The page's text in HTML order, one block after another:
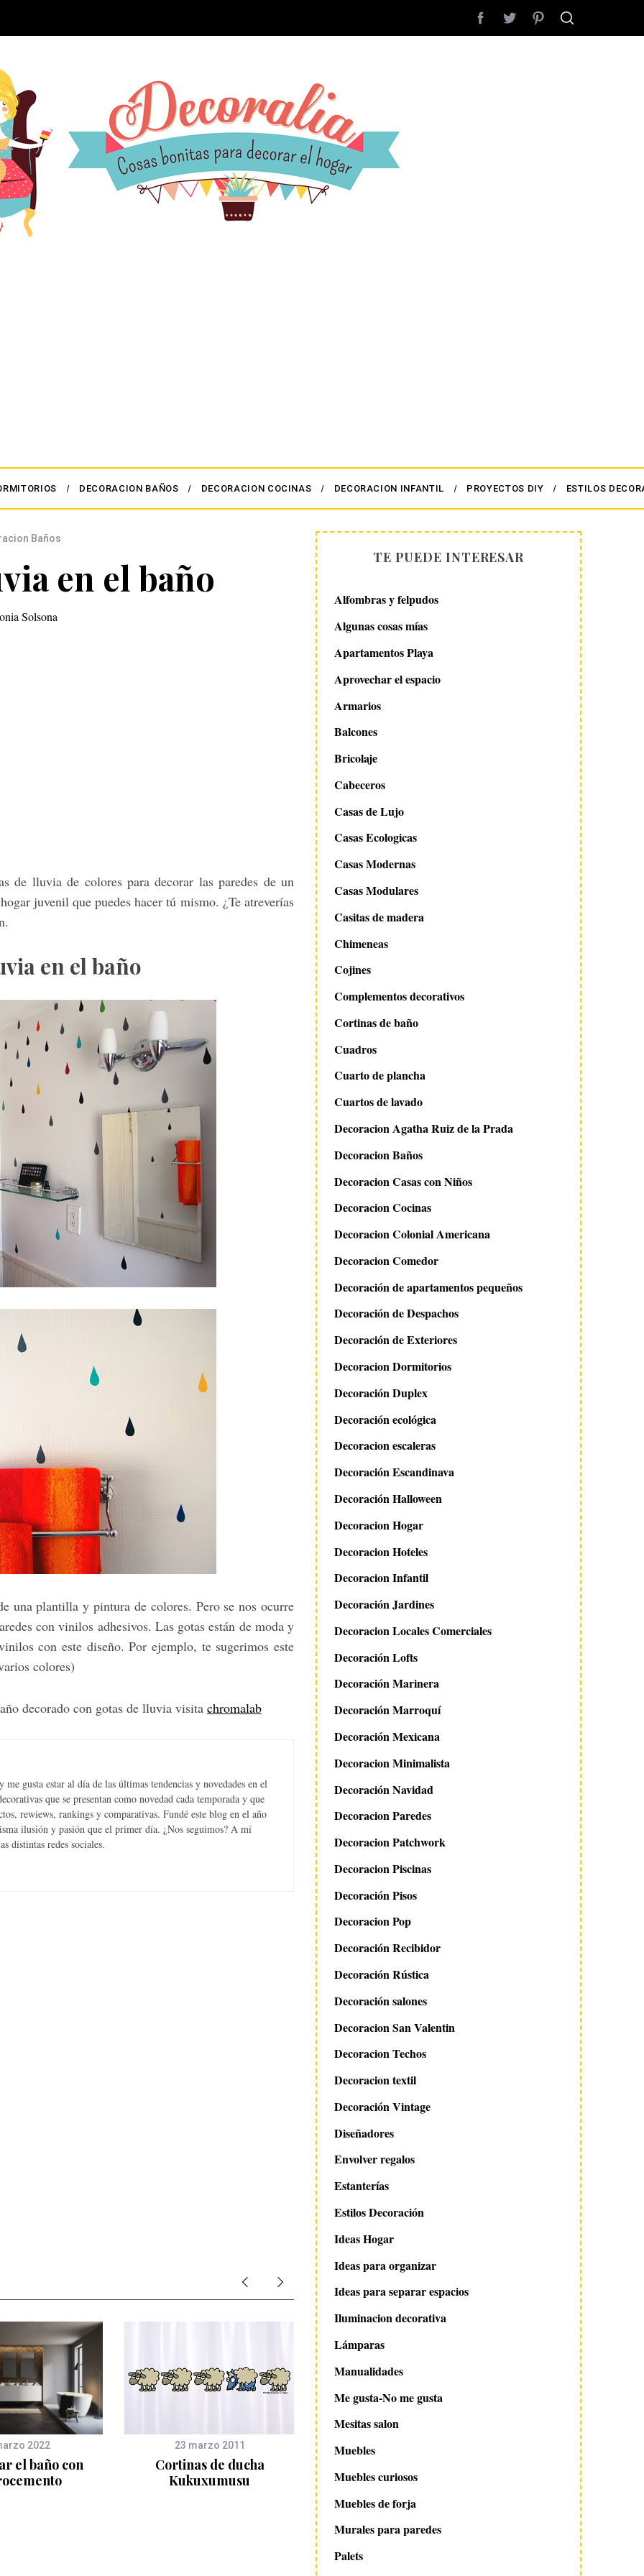
DECORACION BAÑOS DECORACION COCINAS DECORACION INFANTIL PROYECTOS DIY ESTILOS
Baños
en el baño
Solsona
de lluvia de colores para decorar las paredes de un
juvenil que puedes hacer tú mismo. ¿Te atreverías
en el baño
una plantilla y pintura de colores. Pero se nos ocurre
con vinilos adhesivos. Las gotas están de moda y
con este diseño. Por ejemplo, te sugerimos este
colores)
decorado con gotas de lluvia visita chromalab
gusta estar al día de las últimas tendencias y novedades en el
que se presentan como novedad cada temporada y que
rewiews, rankings y comparativas. Fundé este blog en el año
ilusión y pasión que el primer día. ¿Nos seguimos? A mí
distintas redes sociales.
2022
el baño con
23 marzo 2011
Cortinas de ducha
Kukuxumusu
24 abril 2022
Baño vintage
decoración, tips,
muchas fotos
TE PUEDE INTERESAR
Alfombras y felpudos
Algunas cosas mías
Apartamentos Playa
Aprovechar el espacio
Armarios
Balcones
Bricolaje
Cabeceros
Casas de Lujo
Casas Ecologicas
Casas Modernas
Casas Modulares
Casitas de madera
Chimeneas
Cojines
Complementos decorativos
Cortinas de baño
Cuadros
Cuarto de plancha
Cuartos de lavado
Decoracion Agatha Ruiz de la Prada
Decoracion Baños
Decoracion Casas con Niños
Decoracion Cocinas
Decoracion Colonial Americana
Decoracion Comedor
Decoración de apartamentos pequeños
Decoración de Despachos
Decoración de Exteriores
Decoracion Dormitorios
Decoración Duplex
Decoración ecológica
Decoracion escaleras
Decoración Escandinava
Decoración Halloween
Decoracion Hogar
Decoracion Hoteles
Decoracion Infantil
Decoración Jardines
Decoracion Locales Comerciales
Decoración Lofts
Decoración Marinera
Decoración Marroquí
Decoración Mexicana
Decoracion Minimalista
Decoración Navidad
Decoracion Paredes
Decoracion Patchwork
Decoracion Piscinas
Decoración Pisos
Decoracion Pop
Decoración Recibidor
Decoración Rústica
Decoración salones
Decoracion San Valentin
Decoracion Techos
Decoracion textil
Decoración Vintage
Diseñadores
Envolver regalos
Estanterías
Estilos Decoración
Ideas Hogar
Ideas para organizar
Ideas para separar espacios
Iluminacion decorativa
Lámparas
Manualidades
Me gusta-No me gusta
Mesitas salon
Muebles
Muebles curiosos
Muebles de forja
Murales para paredes
Palets